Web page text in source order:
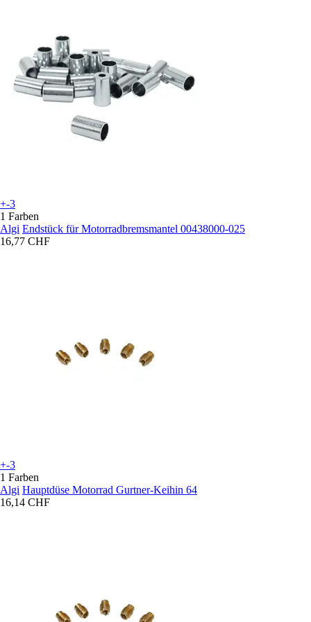
+-3
1 Farben
Algi Endstück für Motorradbremsmantel 00438000-025
16,77 CHF
+-3
1 Farben
Algi Hauptdüse Motorrad Gurtner-Keihin 64
16,14 CHF